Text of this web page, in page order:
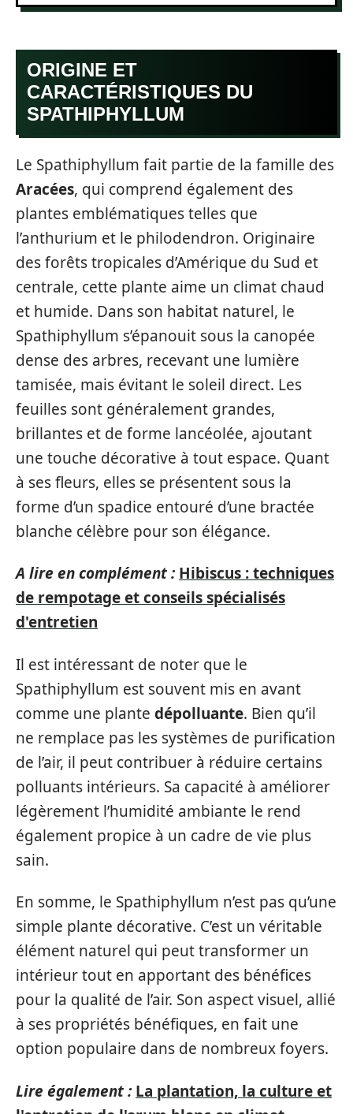
ORIGINE ET
CARACTÉRISTIQUES DU
SPATHIPHYLLUM
Le Spathiphyllum fait partie de la famille des
Aracées, qui comprend également des
plantes emblématiques telles que
l’anthurium et le philodendron. Originaire
des forêts tropicales d’Amérique du Sud et
centrale, cette plante aime un climat chaud
et humide. Dans son habitat naturel, le
Spathiphyllum s’épanouit sous la canopée
dense des arbres, recevant une lumière
tamisée, mais évitant le soleil direct. Les
feuilles sont généralement grandes,
brillantes et de forme lancéolée, ajoutant
une touche décorative à tout espace. Quant
à ses fleurs, elles se présentent sous la
forme d’un spadice entouré d’une bractée
blanche célèbre pour son élégance.
A lire en complément : Hibiscus : techniques
de rempotage et conseils spécialisés
d'entretien
Il est intéressant de noter que le
Spathiphyllum est souvent mis en avant
comme une plante dépolluante. Bien qu’il
ne remplace pas les systèmes de purification
de l’air, il peut contribuer à réduire certains
polluants intérieurs. Sa capacité à améliorer
légèrement l’humidité ambiante le rend
également propice à un cadre de vie plus
sain.
En somme, le Spathiphyllum n’est pas qu’une
simple plante décorative. C’est un véritable
élément naturel qui peut transformer un
intérieur tout en apportant des bénéfices
pour la qualité de l’air. Son aspect visuel, allié
à ses propriétés bénéfiques, en fait une
option populaire dans de nombreux foyers.
Lire également : La plantation, la culture et